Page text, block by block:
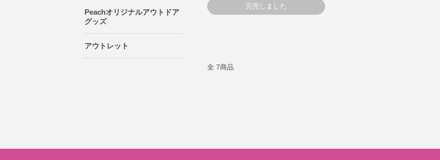
Peachオリジナルアウトドア
グッズ
アウトレット
完売しました
全 7商品